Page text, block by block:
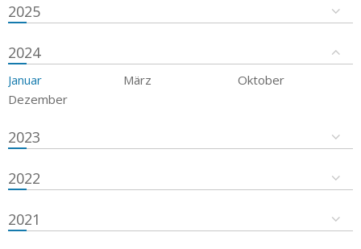
2025
2024
Januar März
Oktober
Dezember
2023
2022
2021